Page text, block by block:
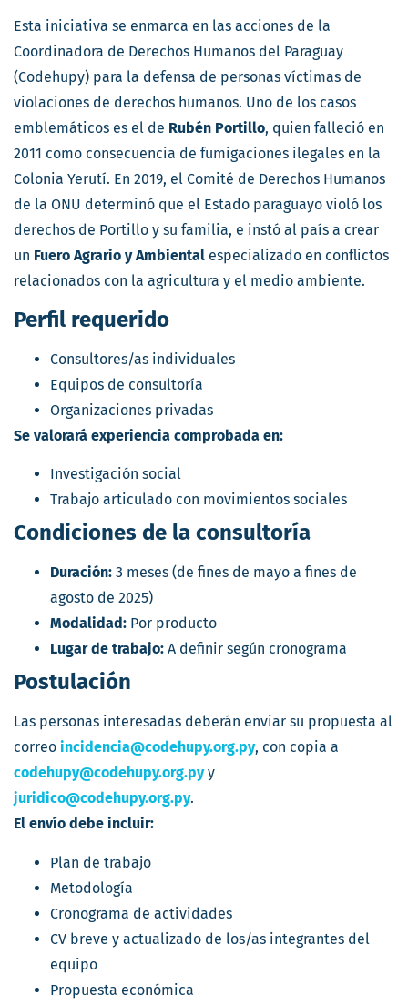
Esta iniciativa se enmarca en las acciones de la
Coordinadora de Derechos Humanos del Paraguay
(Codehupy) para la defensa de personas víctimas de
violaciones de derechos humanos. Uno de los casos
emblemáticos es el de Rubén Portillo, quien falleció en
2011 como consecuencia de fumigaciones ilegales en la
Colonia Yerutí. En 2019, el Comité de Derechos Humanos
de la ONU determinó que el Estado paraguayo violó los
derechos de Portillo y su familia, e instó al país a crear
un Fuero Agrario y Ambiental especializado en conflictos
relacionados con la agricultura y el medio ambiente.
Perfil requerido
Consultores/as individuales
Equipos de consultoría
Organizaciones privadas
Se valorará experiencia comprobada en:
Investigación social
Trabajo articulado con movimientos sociales
Condiciones de la consultoría
Duración: 3 meses (de fines de mayo a fines de
agosto de 2025)
Modalidad: Por producto
Lugar de trabajo: A definir según cronograma
Postulación
Las personas interesadas deberán enviar su propuesta al
correo incidencia@codehupy.org.py, con copia a
codehupy@codehupy.org.pyy
juridico@codehupy.org.py.
El envío debe incluir:
Plan de trabajo
Metodología
Cronograma de actividades
CV breve y actualizado de los/as integrantes del
equipo
Propuesta económica